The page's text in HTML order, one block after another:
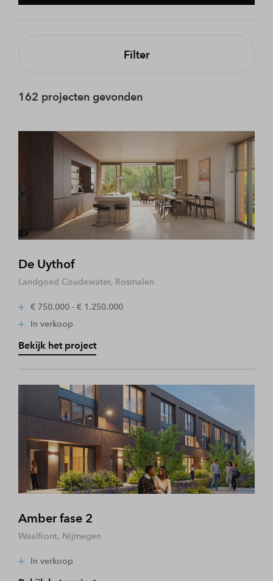
Filter
162 projecten gevonden
De Uythof
Landgoed Coudewater, Rosmalen
€ 750.000 - € 1.250.000
In verkoop
Bekijk het project
Amber fase 2
Waalfront, Nijmegen
In verkoop